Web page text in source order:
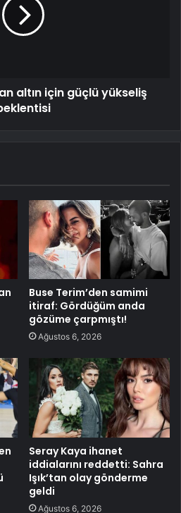
altın için güçlü yükseliş
Buse Terim’den samimi
itiraf: Gördüğüm anda
gözüme çarpmıştı!
Ağustos 6, 2026
Seray Kaya ihanet
iddialarını reddetti: Sahra
Işık’tan olay gönderme
geldi
Ağustos 6, 2026